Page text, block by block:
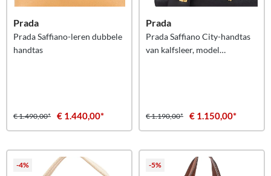
Prada
Prada Saffiano-leren dubbele
handtas
€ 1.490,00* € 1.440,00*
Prada
Prada Saffiano City-handtas
van kalfsleer, model
€ 1.190,00* € 1.150,00*
-4% -5%